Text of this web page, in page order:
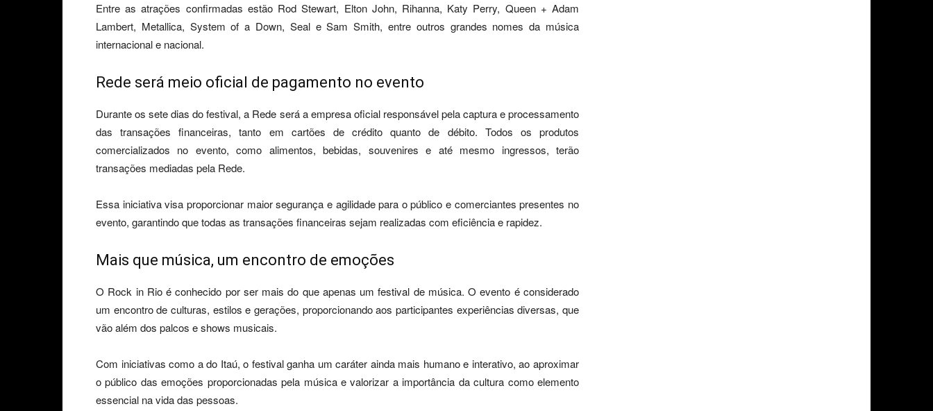
Entre as atrações confirmadas estão Rod Stewart, Elton John, Rihanna, Katy Perry, Queen + Adam
Lambert, Metallica, System of a Down, Seal e Sam Smith, entre outros grandes nomes da música
internacional e nacional.
Rede será meio oficial de pagamento no evento
Durante os sete dias do festival, a Rede será a empresa oficial responsável pela captura e processamento
das transações financeiras, tanto em cartões de crédito quanto de débito. Todos os produtos
comercializados no evento, como alimentos, bebidas, souvenires e até mesmo ingressos, terão
transações mediadas pela Rede.
Essa iniciativa visa proporcionar maior segurança e agilidade para o público e comerciantes presentes no
evento, garantindo que todas as transações financeiras sejam realizadas com eficiência e rapidez.
Mais que música, um encontro de emoções
O Rock in Rio é conhecido por ser mais do que apenas um festival de música. O evento é considerado
um encontro de culturas, estilos e gerações, proporcionando aos participantes experiências diversas, que
vão além dos palcos e shows musicais.
Com iniciativas como a do Itaú, o festival ganha um caráter ainda mais humano e interativo, ao aproximar
o público das emoções proporcionadas pela música e valorizar a importância da cultura como elemento
essencial na vida das pessoas.